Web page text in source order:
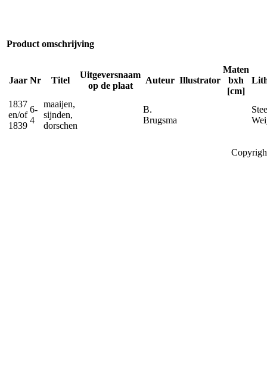
Product omschrijving
Jaar Nr Titel
Uitgeversnaam
op de plaat
Auteur Illustrator
Maten
bxh
[cm]
1837
en/of
1839
6-
4
maaijen,
sijnden,
dorschen
B.
Brugsma